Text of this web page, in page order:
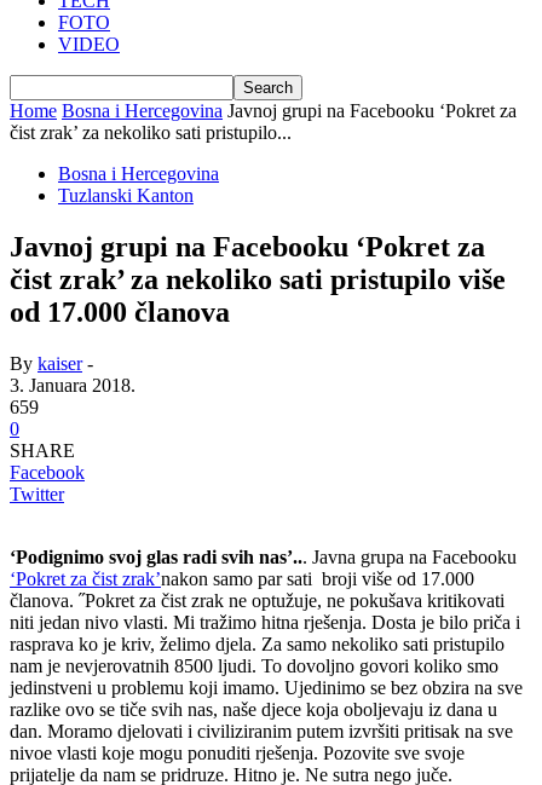
FOTO
VIDEO
Home Bosna i Hercegovina Javnoj grupi na Facebooku ‘Pokret za
čist zrak’ za nekoliko sati pristupilo...
Bosna i Hercegovina
Tuzlanski Kanton
Javnoj grupi na Facebooku ‘Pokret za
čist zrak’ za nekoliko sati pristupilo više
od 17.000 članova
By kaiser-
3. Januara 2018.
659
0
SHARE
Facebook
Twitter
‘Podignimo svoj glas radi svih nas’... Javna grupa na Facebooku
‘Pokret za čist zrak’nakon samo par sati broji više od 17.000
članova. ˝Pokret za čist zrak ne optužuje, ne pokušava kritikovati
niti jedan nivo vlasti. Mi tražimo hitna rješenja. Dosta je bilo priča i
rasprava ko je kriv, želimo djela. Za samo nekoliko sati pristupilo
nam je nevjerovatnih 8500 ljudi. To dovoljno govori koliko smo
jedinstveni u problemu koji imamo. Ujedinimo se bez obzira na sve
razlike ovo se tiče svih nas, naše djece koja oboljevaju iz dana u
dan. Moramo djelovati i civiliziranim putem izvršiti pritisak na sve
nivoe vlasti koje mogu ponuditi rješenja. Pozovite sve svoje
prijatelje da nam se pridruze. Hitno je. Ne sutra nego juče.